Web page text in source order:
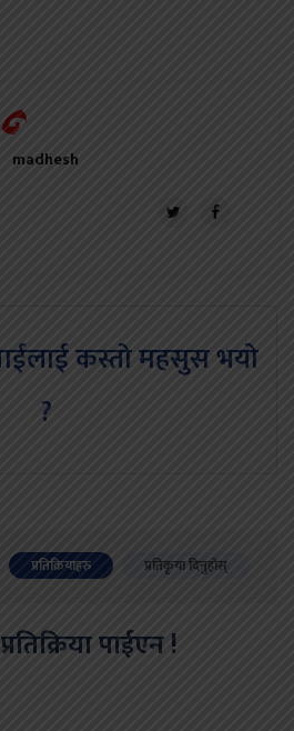
madhesh
कस्तो महसुस भयो
?
प्रतिक्रियाहरु प्रतिकृया दिनुहोस्
पाईएन !